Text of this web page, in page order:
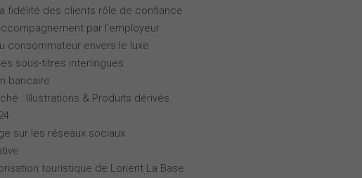
fidélité des clients rôle de confiance
par l'employeur
consommateur envers le luxe
sous-titres interlingues
bancaire
: Illustrations & Produits dérivés
sur les réseaux sociaux
touristique de Lorient La Base